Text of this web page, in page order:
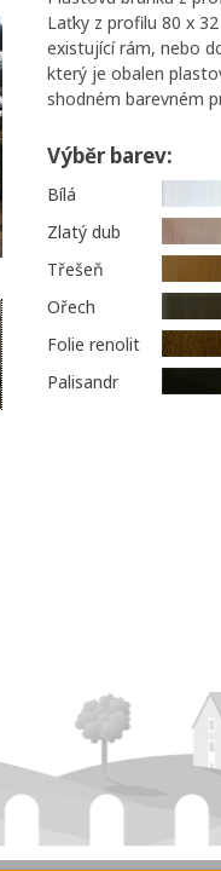
Laťky z profilu 80 x
existující rám, nebo
který je obalen
shodném barevném
Výběr barev:
Bílá
Zlatý dub
Třešeň
Ořech
Folie renolit
Palisandr